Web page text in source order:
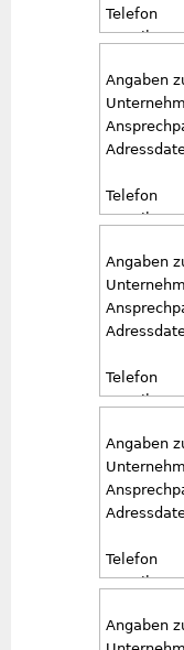
Telefon
E-Mail
Stellentyp
Besondere
Angaben
Telefon
E-Mail
Stellentyp
Besondere
Angaben
Telefon
E-Mail
Stellentyp
Besondere
Anlagen
Angaben
Telefon
E-Mail
Stellentyp
Angaben